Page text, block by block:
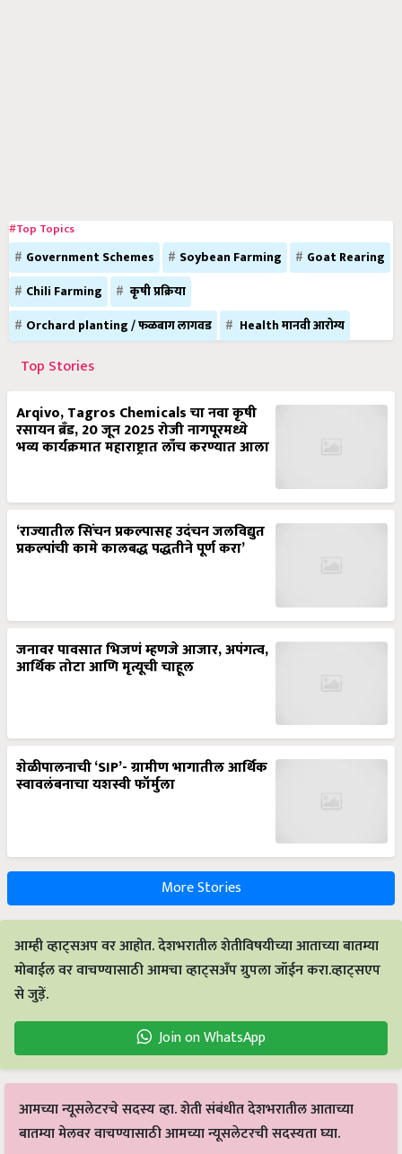
#Top Topics
Government Schemes Soybean Farming
Goat Rearing
Chili Farming
कृषी प्रक्रिया
Orchard planting / फळबाग लागवड
Health मानवी आरोग्य
Top Stories
Arqivo, Tagros Chemicals चा नवा कृषी
रसायन ब्रँड, 20 जून 2025 रोजी नागपूरमध्ये
भव्य कार्यक्रमात महाराष्ट्रात लाँच करण्यात आला
‘राज्यातील सिंचन प्रकल्पासह उदंचन जलविद्युत
प्रकल्पांची कामे कालबद्ध पद्धतीने पूर्ण करा’
जनावर पावसात भिजणं म्हणजे आजार, अपंगत्व,
आर्थिक तोटा आणि मृत्यूची चाहूल
शेळीपालनाची ‘SIP’- ग्रामीण भागातील आर्थिक
स्वावलंबनाचा यशस्वी फॉर्मुला
More Stories
आम्ही व्हाट्सअप वर आहोत. देशभरातील शेतीविषयीच्या आताच्या बातम्या
मोबाईल वर वाचण्यासाठी आमचा व्हाट्सअँप ग्रुपला जॉईन करा.व्हाट्सएप
से जुड़ें.
Join on WhatsApp
आमच्या न्यूसलेटरचे सदस्य व्हा. शेती संबंधीत देशभरातील आताच्या
बातम्या मेलवर वाचण्यासाठी आमच्या न्यूसलेटरची सदस्यता घ्या.